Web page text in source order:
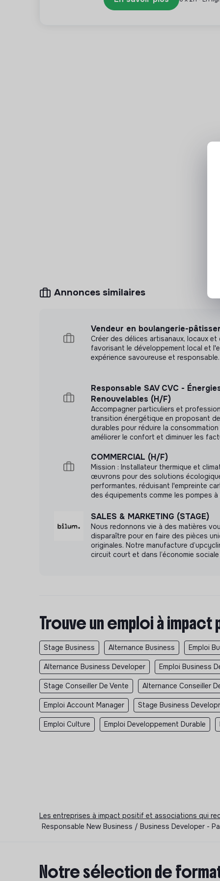
- Jour de congé offert pour votre anniversaire
Annonces similaires
Vendeur en boulangerie-
Créer des délices artisanaux, locaux
favorisant le développement local et
expérience savoureuse et responsable.
Responsable SAV CVC -
Renouvelables (H/F)
Accompagner particuliers et
transition énergétique en proposant
durables pour réduire la consommation
améliorer le confort et diminuer les
COMMERCIAL (H/F)
Mission : Installateur thermique et
œuvrons pour des solutions
performantes, réduisant l'empreinte
des équipements comme les pompes à
SALES & MARKETING (STAGE)
Nous redonnons vie à des matières
disparaître pour en faire des pièces
originales. Notre manufacture
circuit court et dans l’économie
Trouve un emploi à
Stage Business Alternance Business Emploi
Alternance Business Developer Emploi Business
Stage Conseiller De Vente Alternance Conseiller
Emploi Account Manager Stage Business
Emploi Culture Emploi Developpement Durable
Les entreprises à impact positif et associations qui
Responsable New Business / Business Developer -
Notre sélection de